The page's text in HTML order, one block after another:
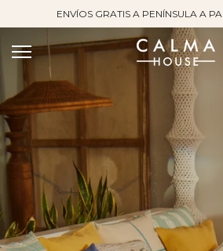
contenido
ENVÍOS GRATIS A PENÍNSULA A